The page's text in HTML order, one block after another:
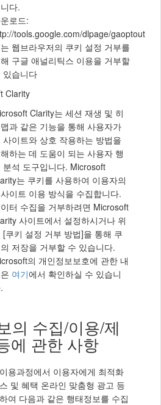
다.
로드:
tools.google.com/dlpage/gaoptout
웹브라우저의 쿠키 설정 거부를
구글 애널리틱스 이용을 거부할
있습니다
Clarity
Clarity는 세션 재생 및 히
과 같은 기능을 통해 사용자가
사이트와 상호 작용하는 방법을
하는 데 도움이 되는 사용자 행
분석 도구입니다. Microsoft
는 쿠키를 사용하여 이용자의
이트 이용 방식을 수집합니다.
터 수집을 거부하려면 Microsoft
사이트에서 설정하시거나 위
[쿠키 설정 거부 방법]을 통해 쿠
저장을 거부할 수 있습니다.
의 개인정보보호에 관한 내
여기에서 확인하실 수 있습니
의 수집/이용/제
에 관한 사항
용과정에서 이용자에게 최적화
및 혜택 온라인 맞춤형 광고 등
여 다음과 같은 행태정보를 수집